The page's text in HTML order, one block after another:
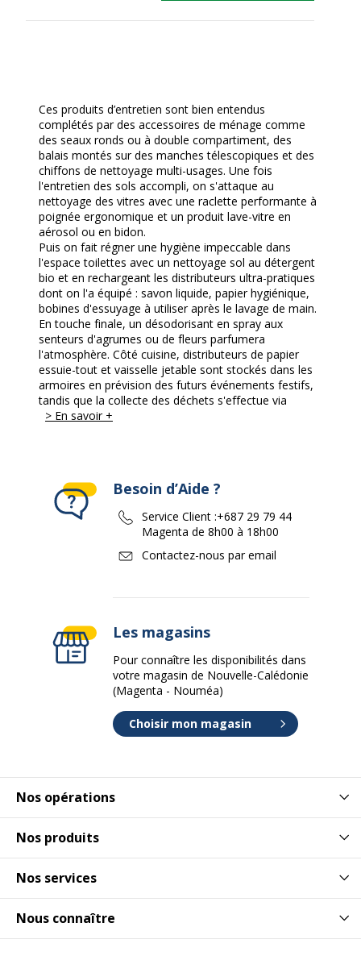
Ces produits d’entretien sont bien entendus
complétés par des accessoires de ménage comme
des seaux ronds ou à double compartiment, des
balais montés sur des manches télescopiques et des
chiffons de nettoyage multi-usages. Une fois
l'entretien des sols accompli, on s'attaque au
nettoyage des vitres avec une raclette performante à
poignée ergonomique et un produit lave-vitre en
aérosol ou en bidon.
Puis on fait régner une hygiène impeccable dans
l'espace toilettes avec un nettoyage sol au détergent
bio et en rechargeant les distributeurs ultra-pratiques
dont on l'a équipé : savon liquide, papier hygiénique,
bobines d'essuyage à utiliser après le lavage de main.
En touche finale, un désodorisant en spray aux
senteurs d'agrumes ou de fleurs parfumera
l'atmosphère. Côté cuisine, distributeurs de papier
essuie-tout et vaisselle jetable sont stockés dans les
armoires en prévision des futurs événements festifs,
tandis que la collecte des déchets s'effectue via
> En savoir +
Nos opérations
Nos produits
Nos services
Nous connaître
Besoin d’Aide ?
Service Client :+687 29 79 44
Magenta de 8h00 à 18h00
Contactez-nous par email
Les magasins
Pour connaître les disponibilités dans
votre magasin de Nouvelle-Calédonie
(Magenta - Nouméa)
Choisir mon magasin